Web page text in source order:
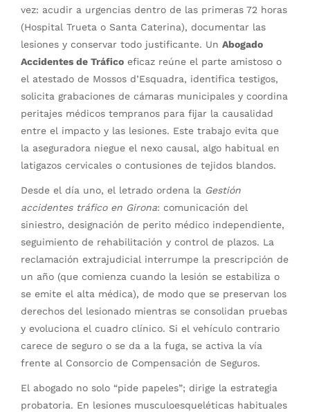
vez: acudir a urgencias dentro de las primeras 72 horas
(Hospital Trueta o Santa Caterina), documentar las
lesiones y conservar todo justificante. Un Abogado
Accidentes de Tráfico eficaz reúne el parte amistoso o
el atestado de Mossos d’Esquadra, identifica testigos,
solicita grabaciones de cámaras municipales y coordina
peritajes médicos tempranos para fijar la causalidad
entre el impacto y las lesiones. Este trabajo evita que
la aseguradora niegue el nexo causal, algo habitual en
latigazos cervicales o contusiones de tejidos blandos.
Desde el día uno, el letrado ordena la Gestión
accidentes tráfico en Girona: comunicación del
siniestro, designación de perito médico independiente,
seguimiento de rehabilitación y control de plazos. La
reclamación extrajudicial interrumpe la prescripción de
un año (que comienza cuando la lesión se estabiliza o
se emite el alta médica), de modo que se preservan los
derechos del lesionado mientras se consolidan pruebas
y evoluciona el cuadro clínico. Si el vehículo contrario
carece de seguro o se da a la fuga, se activa la vía
frente al Consorcio de Compensación de Seguros.
El abogado no solo “pide papeles”; dirige la estrategia
probatoria. En lesiones musculoesqueléticas habituales